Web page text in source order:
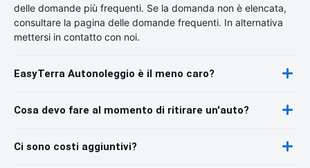
delle domande più frequenti. Se la domanda non è elencata,
consultare la pagina delle domande frequenti. In alternativa
mettersi in contatto con noi.
EasyTerra Autonoleggio è il meno caro?
Cosa devo fare al momento di ritirare un'auto?
Ci sono costi aggiuntivi?